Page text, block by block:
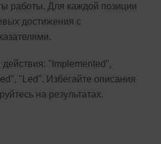
работы. Для каждой позиции
достижения с
действия: "Implemented",
"Led". Избегайте описания
на результатах.